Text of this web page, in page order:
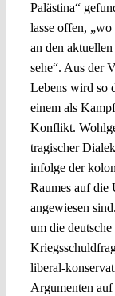
Palästina“
lasse offen,
an den
sehe“. Aus der
Lebens wird so
einem als
Konflikt.
tragischer
infolge der
Raumes auf die
angewiesen
um die
liberal-
Argumenten